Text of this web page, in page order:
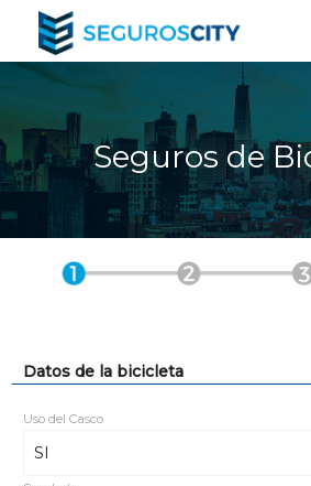
Seguros de
Datos de la bicicleta
Uso del Casco